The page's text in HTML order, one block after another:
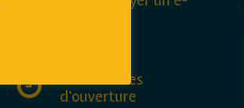
Nos horaires
d'ouverture